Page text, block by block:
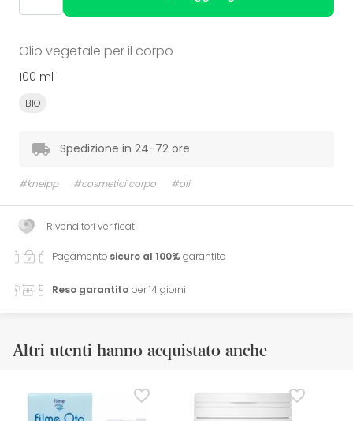
Olio vegetale per il corpo
100 ml
BIO
Spedizione in 24-72 ore
#kneipp #cosmetici corpo #oli
Rivenditori verificati
Pagamento sicuro al 100% garantito
Reso garantito per 14 giorni
Altri utenti hanno acquistato anche